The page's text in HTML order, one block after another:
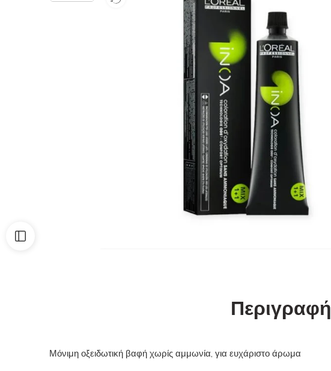
Περιγραφή
Μόνιμη οξειδωτική βαφή χωρίς αμμωνία, για ευχάριστο άρωμα